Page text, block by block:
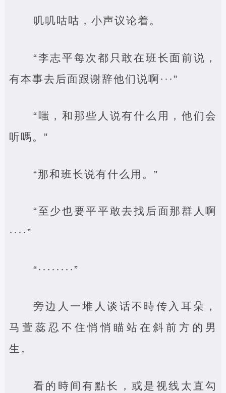
叽叽咕咕，小声议论着。
“李志平每次都只敢在班长面前说，
有本事去后面跟谢辞他们说啊···”
“嗤，和那些人说有什么用，他们会
听嗎。”
“那和班长说有什么用。”
“至少也要平平敢去找后面那群人啊
····”
“········”
旁边人一堆人谈话不時传入耳朵，
马萱蕊忍不住悄悄瞄站在斜前方的男
生。
看的時间有點长，或是视线太直勾